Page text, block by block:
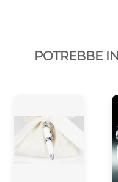
POTREBBE